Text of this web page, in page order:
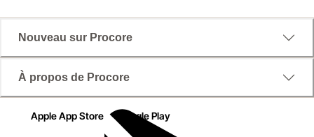
Nouveau sur Procore
À propos de Procore
Apple App Store Google Play